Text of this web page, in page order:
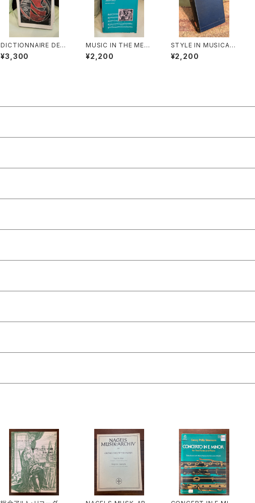
DICTIONNAIRE DE L
A MUSIQUE Ⅱ:les m
ens et leurs œuvre
¥3,300
MUSIC IN THE MEDI
EVAL WORLD【著者：
Albert Seay】出版社：
¥2,200
STYLE IN MUSICAL
ART【著者：C. HUBER
T H.PARRY】出版社：
¥2,200